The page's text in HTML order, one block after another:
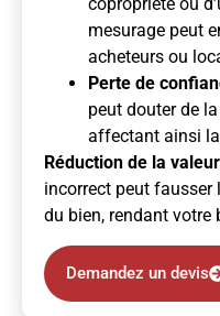
mesurage peut
acheteurs ou
Perte de
peut douter de
affectant ainsi la
Réduction de la
incorrect peut fausser
du bien, rendant
Demandez un devis